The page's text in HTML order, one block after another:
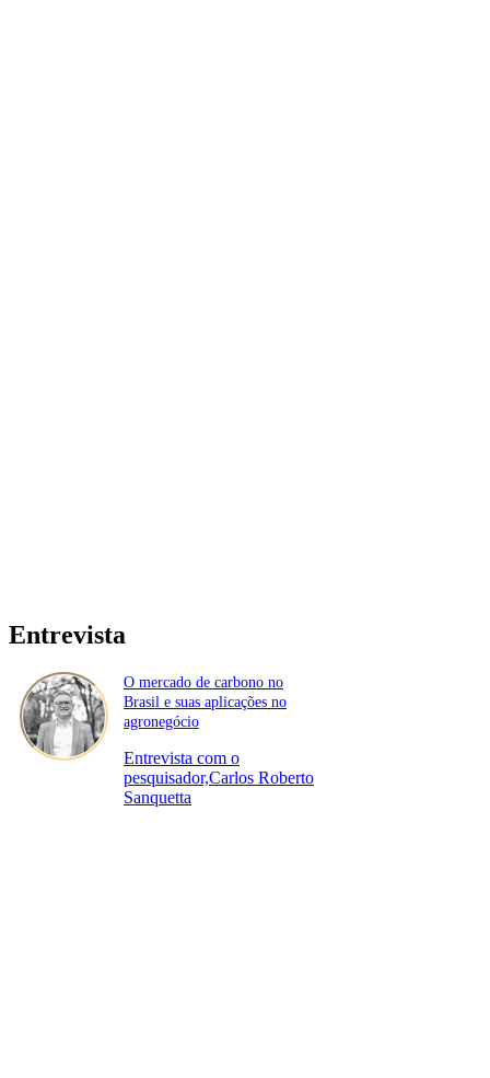
Entrevista
O mercado de carbono no
Brasil e suas aplicações no
agronegócio
Entrevista com o
pesquisador,Carlos Roberto
Sanquetta